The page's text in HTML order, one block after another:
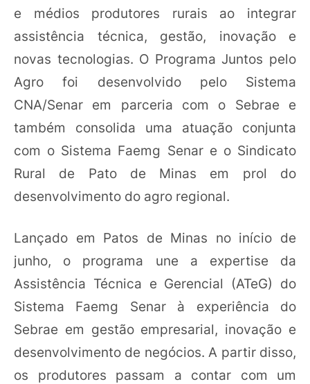
e médios produtores rurais ao integrar
assistência técnica, gestão, inovação e
novas tecnologias. O Programa Juntos pelo
Agro foi desenvolvido pelo Sistema
CNA/Senar em parceria com o Sebrae e
também consolida uma atuação conjunta
com o Sistema Faemg Senar e o Sindicato
Rural de Pato de Minas em prol do
desenvolvimento do agro regional.
Lançado em Patos de Minas no início de
junho, o programa une a expertise da
Assistência Técnica e Gerencial (ATeG) do
Sistema Faemg Senar à experiência do
Sebrae em gestão empresarial, inovação e
desenvolvimento de negócios. A partir disso,
os produtores passam a contar com um